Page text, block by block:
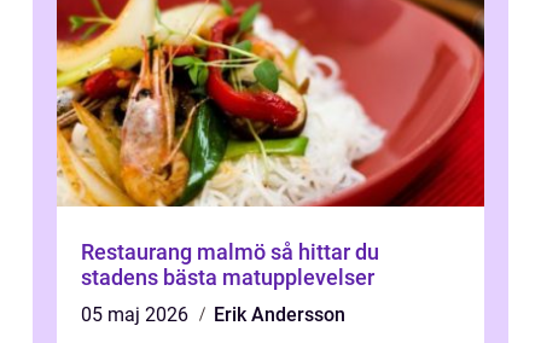
Restaurang malmö så hittar du
stadens bästa matupplevelser
05 maj 2026
Erik Andersson